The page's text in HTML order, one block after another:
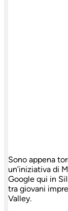
Sono appena
un’iniziativa di
Google qui in
tra giovani
Valley.